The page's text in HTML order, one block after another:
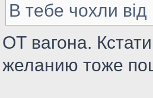
В тебе чохли від
ОТ вагона.
желанию тоже